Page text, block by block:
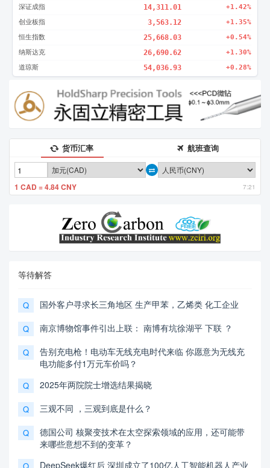
深证成指 14,311.01 +1.42%
创业板指 3,563.12 +1.35%
恒生指数 25,668.03 +0.54%
纳斯达克 26,690.62 +1.30%
道琼斯 54,036.93 +0.28%
货币汇率 航班查询
1 CAD = 4.84 CNY 7:21
等待解答
Q 国外客户寻求长三角地区 生产甲苯，乙烯类 化工企业
Q 南京博物馆事件引出上联： 南博有坑徐湖平 下联 ？
Q
告别充电枪！电动车无线充电时代来临 你愿意为无线充
电功能多付1万元车价吗？
Q 2025年两院院士增选结果揭晓
Q 三观不同 ，三观到底是什么？
Q
德国公司 核聚变技术在太空探索领域的应用，还可能带
来哪些意想不到的变革？
DeepSeek爆红后 深圳成立了100亿人工智能机器人产业